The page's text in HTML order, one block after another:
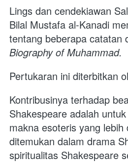
Lings dan cendekiawan
Bilal Mustafa al-Kanadi
tentang beberapa catatan
Biography of Muhammad.
Pertukaran ini diterbitkan
Kontribusinya terhadap
Shakespeare adalah
makna esoteris yang lebih
ditemukan dalam drama
spiritualitas Shakespeare